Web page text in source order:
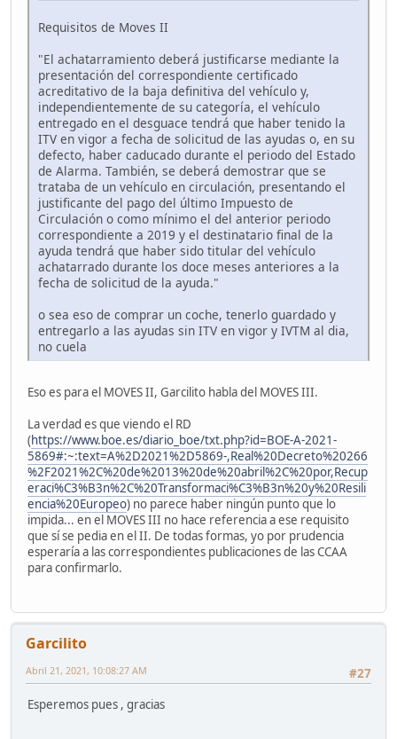
Requisitos de Moves II
"El achatarramiento deberá justificarse mediante la
presentación del correspondiente certificado
acreditativo de la baja definitiva del vehículo y,
independientemente de su categoría, el vehículo
entregado en el desguace tendrá que haber tenido la
ITV en vigor a fecha de solicitud de las ayudas o, en su
defecto, haber caducado durante el periodo del Estado
de Alarma. También, se deberá demostrar que se
trataba de un vehículo en circulación, presentando el
justificante del pago del último Impuesto de
Circulación o como mínimo el del anterior periodo
correspondiente a 2019 y el destinatario final de la
ayuda tendrá que haber sido titular del vehículo
achatarrado durante los doce meses anteriores a la
fecha de solicitud de la ayuda."
o sea eso de comprar un coche, tenerlo guardado y
entregarlo a las ayudas sin ITV en vigor y IVTM al dia,
no cuela
Eso es para el MOVES II, Garcilito habla del MOVES III.
La verdad es que viendo el RD
(https://www.boe.es/diario_boe/txt.php?id=BOE-A-2021-
5869#:~:text=A%2D2021%2D5869-,Real%20Decreto%20266
%2F2021%2C%20de%2013%20de%20abril%2C%20por,Recup
eraci%C3%B3n%2C%20Transformaci%C3%B3n%20y%20Resili
encia%20Europeo) no parece haber ningún punto que lo
impida... en el MOVES III no hace referencia a ese requisito
que sí se pedia en el II. De todas formas, yo por prudencia
esperaría a las correspondientes publicaciones de las CCAA
para confirmarlo.
Garcilito
#27
Abril 21, 2021, 10:08:27 AM
Esperemos pues , gracias